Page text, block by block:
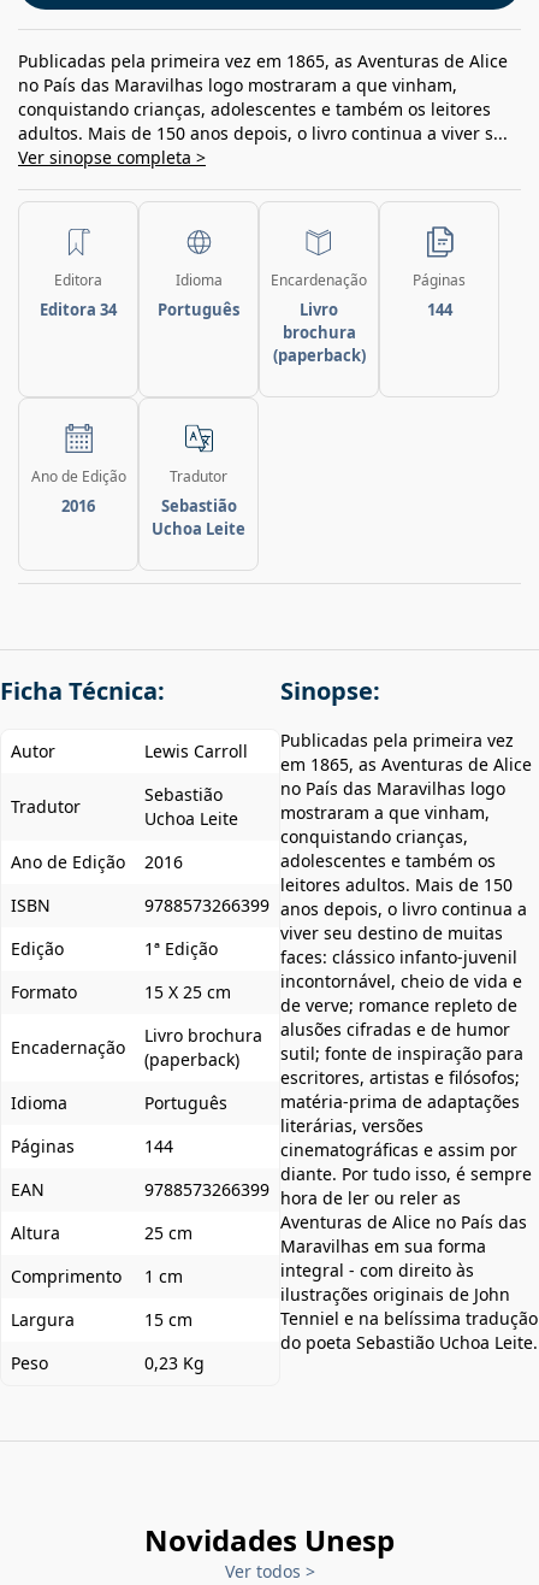
Publicadas pela primeira vez em 1865, as Aventuras de Alice
no País das Maravilhas logo mostraram a que vinham,
conquistando crianças, adolescentes e também os leitores
adultos. Mais de 150 anos depois, o livro continua a viver s...
Ver sinopse completa >
Editora
Editora 34
Idioma
Português
Encardenação
Livro
brochura
(paperback)
Páginas
144
Ano de Edição
2016
Tradutor
Sebastião
Uchoa Leite
Ficha Técnica:
Autor Lewis Carroll
Tradutor
Sebastião
Uchoa Leite
Ano de Edição
2016
ISBN
9788573266399
Edição
1ª Edição
Formato
15 X 25 cm
Encadernação
Livro brochura
(paperback)
Idioma
Português
Páginas
144
EAN
9788573266399
Altura
25 cm
Comprimento
1 cm
Largura
15 cm
Peso
0,23 Kg
Sinopse:
Publicadas pela primeira vez
em 1865, as Aventuras de Alice
no País das Maravilhas logo
mostraram a que vinham,
conquistando crianças,
adolescentes e também os
leitores adultos. Mais de 150
anos depois, o livro continua a
viver seu destino de muitas
faces: clássico infanto-juvenil
incontornável, cheio de vida e
de verve; romance repleto de
alusões cifradas e de humor
sutil; fonte de inspiração para
escritores, artistas e filósofos;
matéria-prima de adaptações
literárias, versões
cinematográficas e assim por
diante. Por tudo isso, é sempre
hora de ler ou reler as
Aventuras de Alice no País das
Maravilhas em sua forma
integral - com direito às
ilustrações originais de John
Tenniel e na belíssima tradução
do poeta Sebastião Uchoa Leite.
Novidades Unesp
Ver todos >